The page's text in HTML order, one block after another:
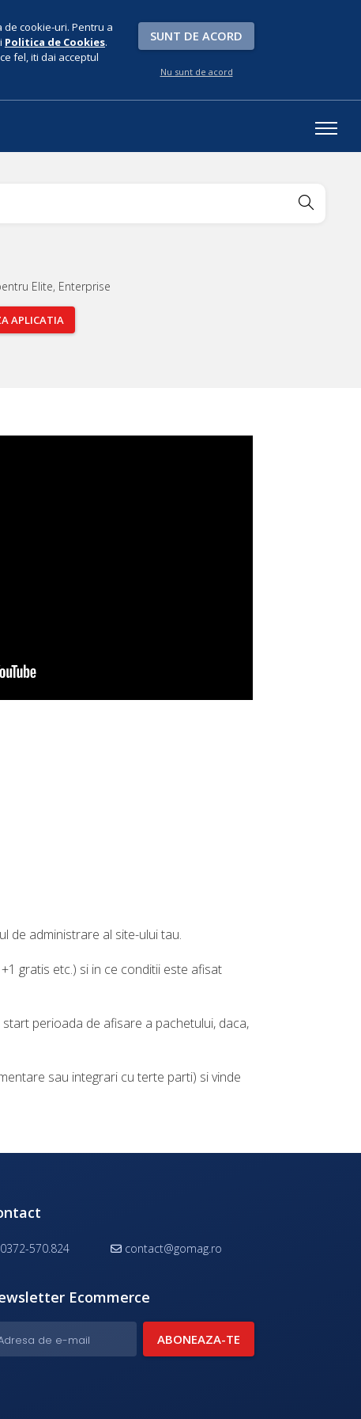
cookie-uri. Pentru a
Politica de Cookies.
fel, iti dai acceptul
SUNT DE ACORD
Nu sunt de acord
Elite, Enterprise
APLICATIA
de administrare al site-ului tau.
gratis etc.) si in ce conditii este afisat
perioada de afisare a pachetului, daca,
sau integrari cu terte parti) si vinde
0372-570.824 contact@gomag.ro
Ecommerce